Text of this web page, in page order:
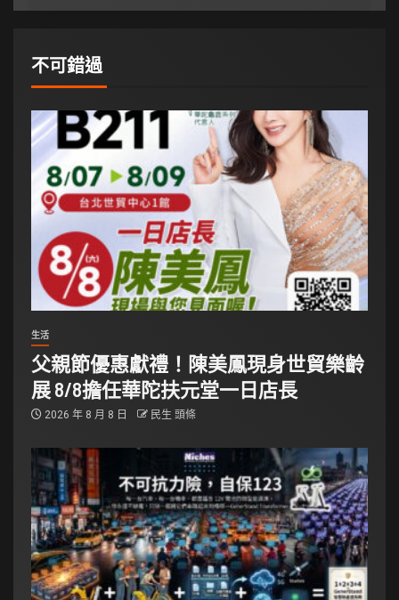
不可錯過
生活
父親節優惠獻禮！陳美鳳現身世貿樂齡
展 8/8擔任華陀扶元堂一日店長
2026 年 8 月 8 日 民生 頭條